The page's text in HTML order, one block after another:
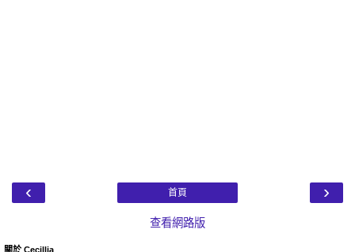
‹ ›
首頁
查看網路版
關於 Cecillia